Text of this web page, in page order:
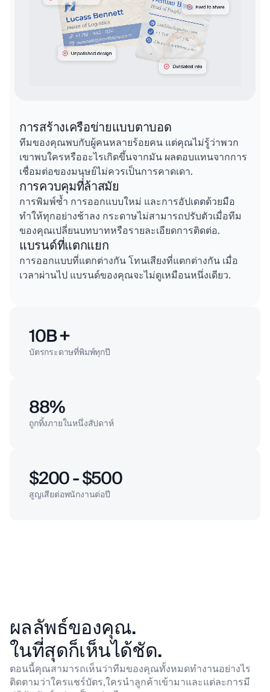
การสร้างเครือข่ายแบบตาบอด
ทีมของคุณพบกับผู้คนหลายร้อยคน แต่คุณไม่รู้ว่าพวก
เขาพบใครหรืออะไรเกิดขึ้นจากมัน ผลตอบแทนจากการ
เชื่อมต่อของมนุษย์ไม่ควรเป็นการคาดเดา.
การควบคุมที่ล้าสมัย
การพิมพ์ซ้ำ การออกแบบใหม่ และการอัปเดตด้วยมือ
ทำให้ทุกอย่างช้าลง กระดาษไม่สามารถปรับตัวเมื่อทีม
ของคุณเปลี่ยนบทบาทหรือรายละเอียดการติดต่อ.
แบรนด์ที่แตกแยก
การออกแบบที่แตกต่างกัน โทนเสียงที่แตกต่างกัน เมื่อ
เวลาผ่านไป แบรนด์ของคุณจะไม่ดูเหมือนหนึ่งเดียว.
10B +
บัตรกระดาษที่พิมพ์ทุกปี
88%
ถูกทิ้งภายในหนึ่งสัปดาห์
$200 - $500
สูญเสียต่อพนักงานต่อปี
ผลลัพธ์ของคุณ.
ในที่สุดก็เห็นได้ชัด.
ตอนนี้คุณสามารถเห็นว่าทีมของคุณทั้งหมดทำงานอย่างไร
ติดตามว่าใครแชร์บัตร,ใครนำลูกค้าเข้ามาและแต่ละการมี